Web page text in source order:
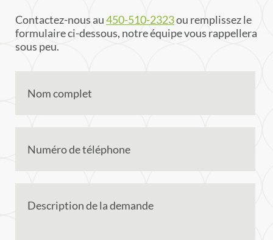
Contactez-nous au450-510-2323ou remplissez le
formulaire ci-dessous, notre équipe vous rappellera
sous peu.